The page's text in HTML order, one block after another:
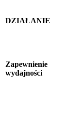
DZIAŁANIE
Zapewnienie
wydajności